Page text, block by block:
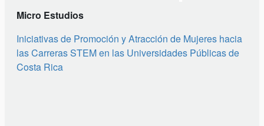
Micro Estudios
Iniciativas de Promoción y Atracción de Mujeres hacia
las Carreras STEM en las Universidades Públicas de
Costa Rica